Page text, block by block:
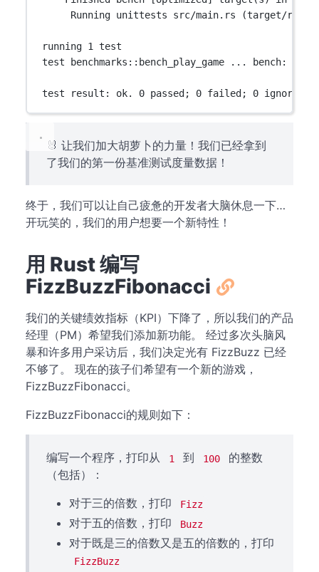
Running unittests src/main.rs (target/
running 1 test
test benchmarks::bench_play_game ... bench:
test result: ok. 0 passed; 0 failed; 0 ignored;
🐰 让我们加大胡萝卜的力量！我们已经拿到
了我们的第一份基准测试度量数据！
终于，我们可以让自己疲惫的开发者大脑休息一下…
开玩笑的，我们的用户想要一个新特性！
用 Rust 编写
FizzBuzzFibonacci
我们的关键绩效指标（KPI）下降了，所以我们的产品
经理（PM）希望我们添加新功能。 经过多次头脑风
暴和许多用户采访后，我们决定光有 FizzBuzz 已经
不够了。 现在的孩子们希望有一个新的游戏，
FizzBuzzFibonacci。
FizzBuzzFibonacci的规则如下：
编写一个程序，打印从 1 到 100
的整数
（包括）：
对于三的倍数，打印
Fizz
对于五的倍数，打印 Buzz
对于既是三的倍数又是五的倍数的，打印
FizzBuzz